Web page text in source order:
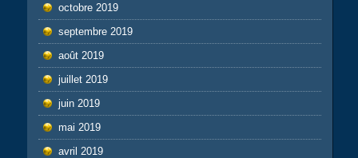
octobre 2019
septembre 2019
août 2019
juillet 2019
juin 2019
mai 2019
avril 2019